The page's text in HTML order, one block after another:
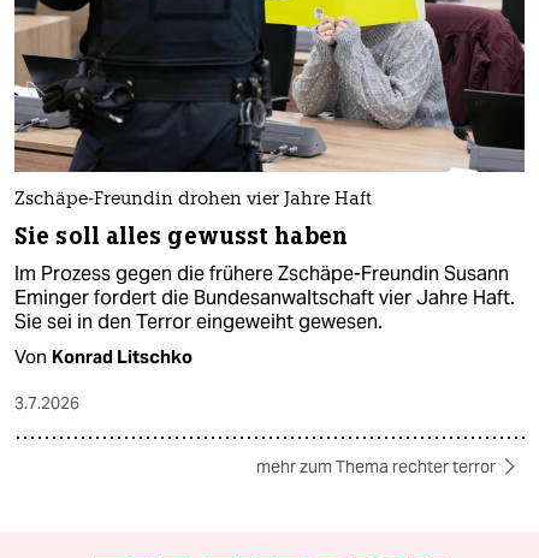
Zschäpe-Freundin drohen vier Jahre Haft
Sie soll alles gewusst haben
Im Prozess gegen die frühere Zschäpe-Freundin Susann
Eminger fordert die Bundesanwaltschaft vier Jahre Haft.
Sie sei in den Terror eingeweiht gewesen.
Von Konrad Litschko
3.7.2026
mehr zum Thema rechter terror